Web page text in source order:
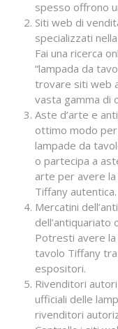
spesso offrono
Siti web di
specializzati
Fai una ricerca
“lampada da
trovare siti web
vasta gamma di
Aste d’arte e
ottimo modo
lampade da
o partecipa a
arte per avere la
Tiffany autentica.
Mercatini
dell’antiquariato
Potresti avere
tavolo Tiffany
espositori.
Rivenditori
ufficiali delle
rivenditori